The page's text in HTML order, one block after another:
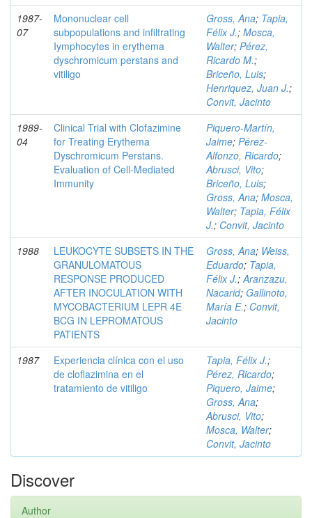
1987-
07
Mononuclear cell
subpopulations and infiltrating
Iymphocytes in erythema
dyschromicum perstans and
vitiligo
Gross, Ana; Tapia,
Félix J.; Mosca,
Walter; Pérez,
Ricardo M.;
Briceño, Luis;
Henriquez, Juan J.;
Convit, Jacinto
1989-
04
Clinical Trial with Clofazimine
for Treating Erythema
Dyschromicum Perstans.
Evaluation of Cell-Mediated
Immunity
Piquero-Martín,
Jaime; Pérez-
Alfonzo, Ricardo;
Abrusci, Vito;
Briceño, Luis;
Gross, Ana; Mosca,
Walter; Tapia, Félix
J.; Convit, Jacinto
1988
LEUKOCYTE SUBSETS IN THE
GRANULOMATOUS
RESPONSE PRODUCED
AFTER INOCULATION WITH
MYCOBACTERIUM LEPR 4E
BCG IN LEPROMATOUS
PATIENTS
Gross, Ana; Weiss,
Eduardo; Tapia,
Félix J.;Aranzazu,
Nacarid; Gallinoto,
María E.; Convit,
Jacinto
1987
Experiencia clínica con el uso
de cloflazimina en el
tratamiento de vitiligo
Tapia, Félix J.;
Pérez, Ricardo;
Piquero, Jaime;
Gross, Ana;
Abrusci, Vito;
Mosca, Walter;
Convit, Jacinto
Discover
Author